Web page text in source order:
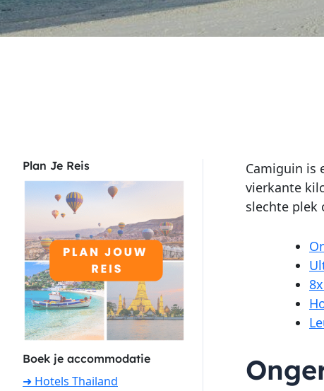
Plan Je Reis
Boek je accommodatie
➜ Hotels Thailand
Camiguin is
vierkante
slechte plek